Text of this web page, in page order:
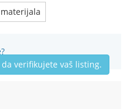
verifikujete vaš listing.